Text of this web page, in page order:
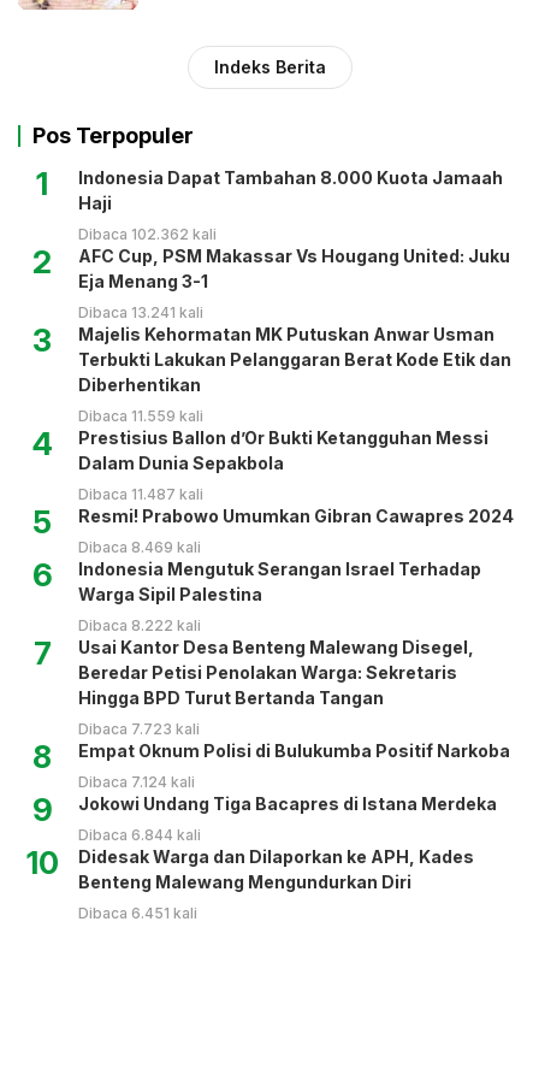
Indeks Berita
Pos Terpopuler
1
Indonesia Dapat Tambahan 8.000 Kuota Jamaah
Haji
Dibaca 102.362 kali
2
AFC Cup, PSM Makassar Vs Hougang United: Juku
Eja Menang 3-1
Dibaca 13.241 kali
3
Majelis Kehormatan MK Putuskan Anwar Usman
Terbukti Lakukan Pelanggaran Berat Kode Etik dan
Diberhentikan
Dibaca 11.559 kali
4
Prestisius Ballon d’Or Bukti Ketangguhan Messi
Dalam Dunia Sepakbola
Dibaca 11.487 kali
5 Resmi! Prabowo Umumkan Gibran Cawapres 2024
Dibaca 8.469 kali
6
Indonesia Mengutuk Serangan Israel Terhadap
Warga Sipil Palestina
Dibaca 8.222 kali
7
Usai Kantor Desa Benteng Malewang Disegel,
Beredar Petisi Penolakan Warga: Sekretaris
Hingga BPD Turut Bertanda Tangan
Dibaca 7.723 kali
8 Empat Oknum Polisi di Bulukumba Positif Narkoba
Dibaca 7.124 kali
9 Jokowi Undang Tiga Bacapres di Istana Merdeka
Dibaca 6.844 kali
10
Didesak Warga dan Dilaporkan ke APH, Kades
Benteng Malewang Mengundurkan Diri
Dibaca 6.451 kali